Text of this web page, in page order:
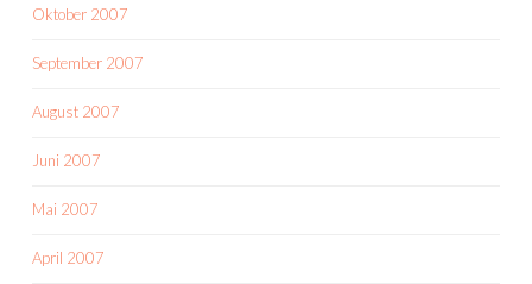
Oktober 2007
September 2007
August 2007
Juni 2007
Mai 2007
April 2007